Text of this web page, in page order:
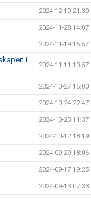
2024-12-19 21:30
2024-11-28 14:07
2024-11-19 15:57
i
2024-11-11 10:57
2024-10-27 15:00
2024-10-24 22:47
2024-10-23 11:37
2024-10-12 18:19
2024-09-29 18:06
2024-09-17 19:25
2024-09-13 07:33